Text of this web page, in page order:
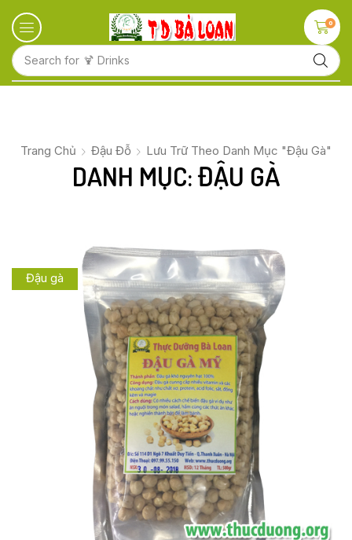
Search for 🍋 Fruits
0
Trang Chủ Đậu Đỗ Lưu Trữ Theo Danh Mục "Đậu Gà"
DANH MỤC: ĐẬU GÀ
Đậu gà